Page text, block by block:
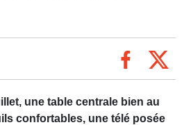
une table centrale bien au
confortables, une télé posée